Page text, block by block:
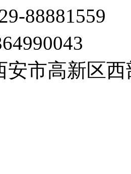
88881559
安市高新区西